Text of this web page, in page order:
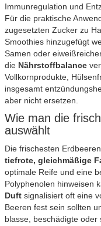
Immunregulation und
Für die praktische
zugesetzten Zucker zu
Smoothies hinzugefügt
Samen oder
die Nährstoffbalance
Vollkornprodukte,
insgesamt
aber nicht ersetzen.
Wie man die
auswählt
Die frischesten
tiefrote, gleichmäßige
optimale Reife und eine
Polyphenolen hinweisen
Duft signalisiert oft eine
Beeren fest sein sollten
blasse, beschädigte